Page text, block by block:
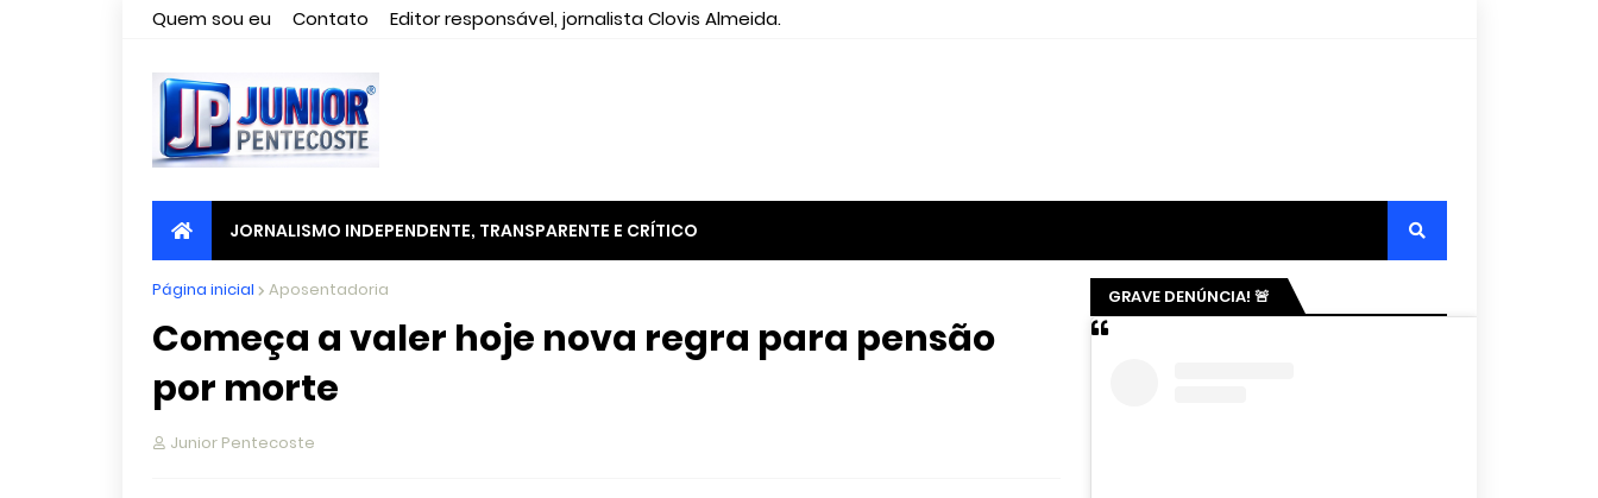
Quem sou eu Contato Editor responsável, jornalista Clovis Almeida.
JORNALISMO INDEPENDENTE, TRANSPARENTE E CRÍTICO
Página inicial Aposentadoria
Começa a valer hoje nova regra para pensão
por morte
Junior Pentecoste
GRAVE DENÚNCIA! 🚨